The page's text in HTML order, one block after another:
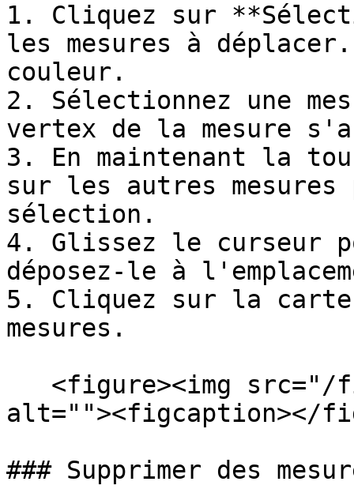
1. Cliquez sur
les mesures à
couleur.
2. Sélectionnez une
vertex de la mesure
3. En maintenant la
sur les autres
sélection.
4. Glissez le curseur
déposez-le à
5. Cliquez sur la
mesures.
alt=""><figcaption></
### Supprimer des